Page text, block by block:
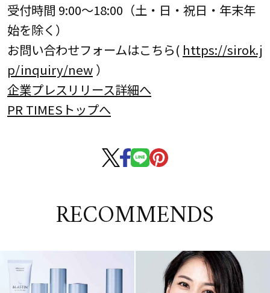
受付時間 9:00～18:00（土・日・祝日・年末年
始を除く）
お問い合わせフォームはこちら( https://sirok.j
p/inquiry/new）
企業プレスリリース詳細へ
PR TIMESトップへ
RECOMMENDS